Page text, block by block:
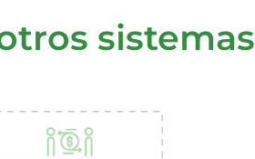
sistemas